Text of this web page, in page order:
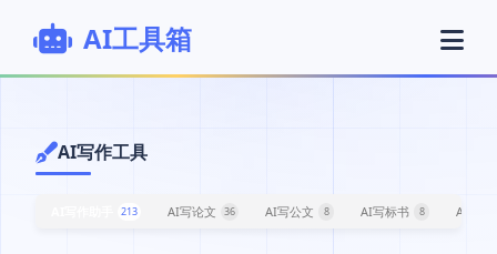
AI工具箱
AI写作工具
213 AI写论文 36 AI写公文 8 AI写标书 8 AI内容